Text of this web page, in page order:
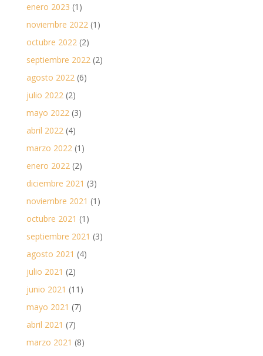
enero 2023 (1)
noviembre 2022 (1)
octubre 2022 (2)
septiembre 2022 (2)
agosto 2022 (6)
julio 2022 (2)
mayo 2022 (3)
abril 2022 (4)
marzo 2022 (1)
enero 2022 (2)
diciembre 2021 (3)
noviembre 2021 (1)
octubre 2021 (1)
septiembre 2021 (3)
agosto 2021 (4)
julio 2021 (2)
junio 2021 (11)
mayo 2021 (7)
abril 2021 (7)
marzo 2021 (8)